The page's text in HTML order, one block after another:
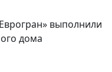
выполнили
дома